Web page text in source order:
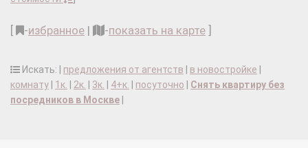
-избранное | -показать на карте
Искать: | предложения от агентств в новостройке
комнату
1к. 2к. 3к. 4+к. посуточно
Снять квартиру без
посредников в Москве